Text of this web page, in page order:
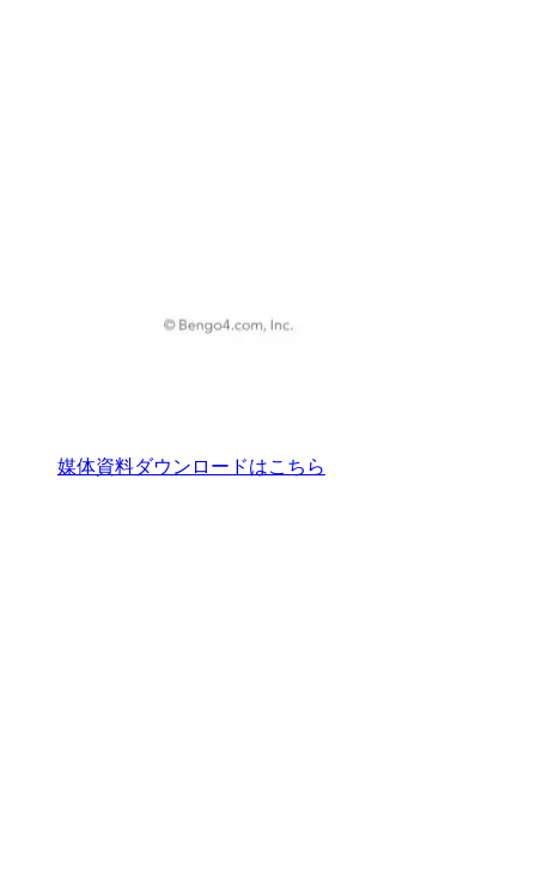
媒体資料ダウンロードはこちら